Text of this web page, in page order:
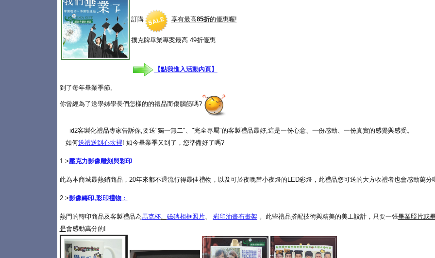
訂購 享有最高85折的優惠喔!
撲克牌畢業專案最高 49折優惠
【點我進入活動內頁】
到了每年畢業季節,
你曾經為了送學姊學長們怎樣的的禮品而傷腦筋嗎?
id2客製化禮品專家告訴你,要送"獨一無二"、"完全專屬"的客製禮品最好,這是一份心意、一份感動、一份真實的感覺與感受。
如何送禮送到心坎裡! 如今畢業季又到了，您準備好了嗎?
1.>壓克力影像雕刻與彩印
此為本商城最熱銷商品，20年來都不退流行得最佳禮物，以及可於夜晚當小夜燈的LED彩燈，此禮品您可送的大方收禮者也會感動萬分
2.>影像轉印,彩印禮物：
熱門的轉印商品及客製禮品為馬克杯、 磁磚相框照片、 彩印油畫布畫架 。此些禮品搭配技術與精美的美工設計，只要一張畢業照片或
是會感動萬分的!